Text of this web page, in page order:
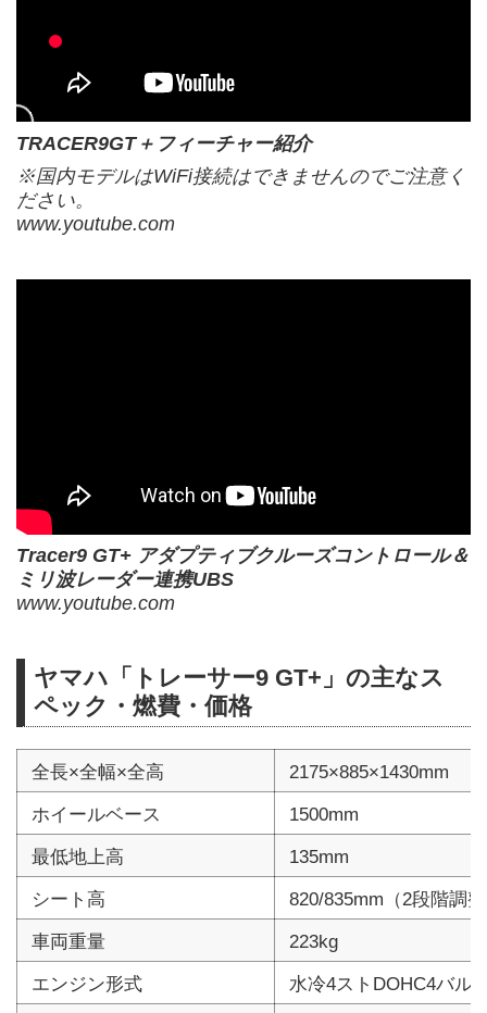
TRACER9GT＋フィーチャー紹介
※国内モデルはWiFi接続はできませんのでご注意く
ださい。
www.youtube.com
Tracer9 GT+ アダプティブクルーズコントロール＆
ミリ波レーダー連携UBS
www.youtube.com
ヤマハ「トレーサー9 GT+」の主なス
ペック・燃費・価格
全長×全幅×全高
2175×885×1430mm
ホイールベース
1500mm
最低地上高
135mm
シート高
820/835mm（2段階調
車両重量
223kg
エンジン形式
水冷4ストDOHC4バル